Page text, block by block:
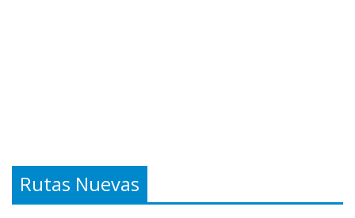
Rutas Nuevas